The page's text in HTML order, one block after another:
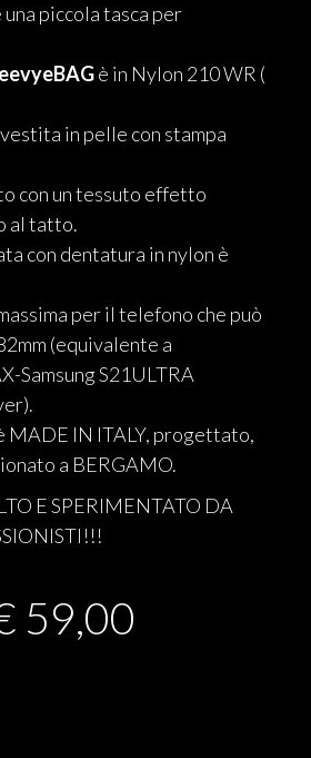
piccola tasca per
eevyeBAGè in Nylon 210 WR (
in pelle con stampa
con un tessuto effetto
al tatto.
con dentatura in nylon è
per il telefono che può
(equivalente a
Samsung S21ULTRA
IN ITALY, progettato,
a BERGAMO.
E SPERIMENTATO DA
59,00